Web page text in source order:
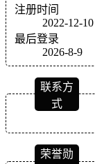
注册时间
2022-12-10
最后登录
2026-8-9
联系方
式
荣誉勋